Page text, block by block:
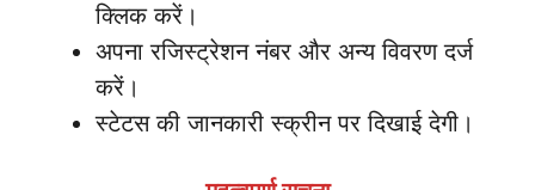
क्लिक करें।
अपना रजिस्ट्रेशन नंबर और अन्य विवरण दर्ज
करें।
स्टेटस की जानकारी स्क्रीन पर दिखाई देगी।